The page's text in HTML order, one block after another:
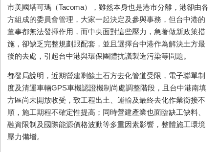
市美國塔可瑪（Tacoma），雖然本身也是港市分離，港卻由各
方組成的委員會管理，大家一起決定及參與事務，但台中港的
董事都無法發揮作用，而中央面對這些壓力，急著做新政策措
施，卻缺乏完整規劃跟配套，並且選擇台中港作為解決土方最
後的去處，引起台中港與環保團體抗議製造污染等問題。
都發局說明，近期營建剩餘土石方去化管道受限，電子聯單制
度及清運車輛GPS車機認證機制尚處調整階段，且台中港南填
方區尚未開放收受，致工程出土、運輸及最終去化作業銜接不
順，施工期程不確定性提高；同時營建產業也面臨缺工缺料、
融資限制及國際能源價格波動等多重因素影響，整體施工環境
壓力備增。